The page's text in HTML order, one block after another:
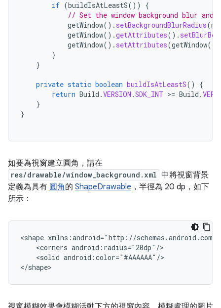
if (buildIsAtLeastS())
{
// Set the window background blur
getWindow(). setBackgroundBlurRadius(
getWindow().getAttributes().
getWindow(). setAttributes(getWindow().
}
}
private static boolean buildIsAtLeastS()
{
return Build .VERSION .SDK_INT >= Build .
}
}
如要為視窗建立圓角，請在
res/drawable/window_background.xml 中將視窗背景
定義為具有 圓角的 ShapeDrawable ，半徑為 20 dp，如下
所示：
<shape xmlns:android="http://schemas.android.com/
<corners
<solid android:color="#AAAAAA"/>